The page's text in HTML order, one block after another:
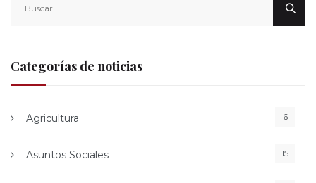
Categorías de noticias
Agricultura 6
Asuntos Sociales 15